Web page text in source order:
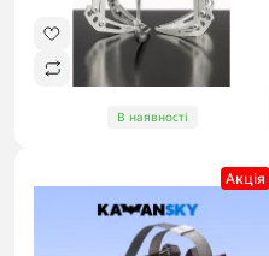
В наявності
Акцiя